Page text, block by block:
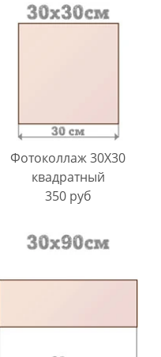
Фотоколлаж 30Х30
квадратный
350 руб